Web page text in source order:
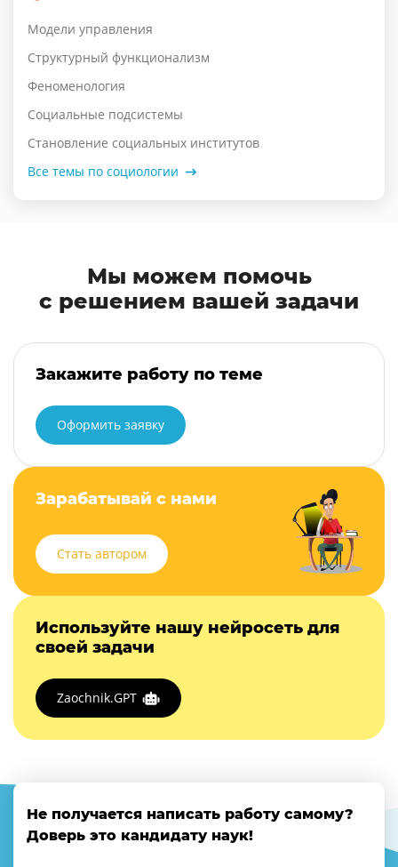
Модели управления
Структурный функционализм
Феноменология
Социальные подсистемы
Становление социальных институтов
Все темы по социологии
Мы можем помочь
с решением вашей задачи
Закажите работу по теме
Оформить заявку
Зарабатывай с нами
Стать автором
Используйте нашу нейросеть для
своей задачи
Zaochnik.GPT
Не получается написать работу самому?
Доверь это кандидату наук!